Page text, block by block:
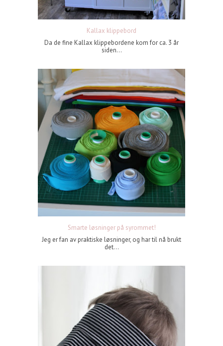
Kallax klippebord
Da de fine Kallax klippebordene kom for ca. 3 år
siden...
Smarte løsninger på syrommet!
Jeg er fan av praktiske løsninger, og har til nå brukt
det...